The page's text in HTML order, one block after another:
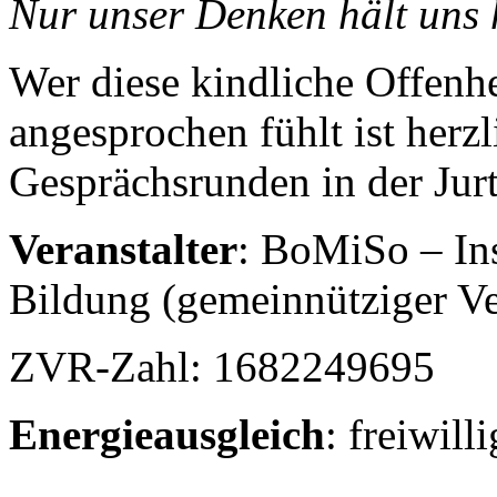
Nur unser Denken hält
Wer diese kindliche
angesprochen fühlt ist
Gesprächsrunden in der
Veranstalter: BoMiSo –
Bildung (gemeinnütziger
ZVR-Zahl: 1682249695
Energieausgleich: